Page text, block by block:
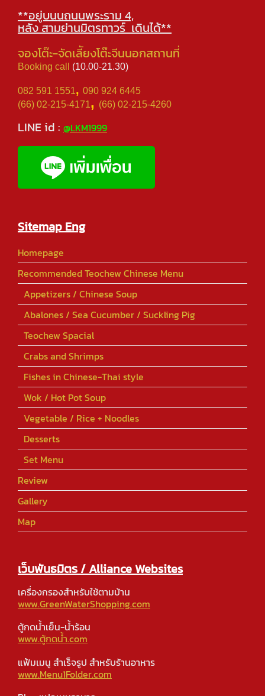
**อยู่บนนถนนพระราม 4,
หลัง สามย่านมิตรทาวร์ เดินได้**
จองโต๊ะ-จัดเลีัยงโต๊ะจีนนอกสถานที่
Booking call (10.00-21.30)
082 591 1551, 090 924 6445
(66) 02-215-4171, (66) 02-215-4260
LINE id : @LKM1999
Sitemap Eng
Homepage
Recommended Teochew Chinese Menu
Appetizers / Chinese Soup
Abalones / Sea Cucumber / Suckling Pig
Teochew Spacial
Crabs and Shrimps
Fishes in Chinese-Thai style
Wok / Hot Pot Soup
Vegetable / Rice + Noodles
Desserts
Set Menu
Review
Gallery
Map
เว็บพันธมิตร / Alliance Websites
เครื่องกรองสำหรับใช้ตามบ้าน
www.GreenWaterShopping.com
ตู้กดน้ำเย็น-น้ำร้อน
www.ตู้กดน้ำ.com
แฟ้มเมนู สำเร็จรูป สำหรับร้านอาหาร
www.Menu1Folder.com